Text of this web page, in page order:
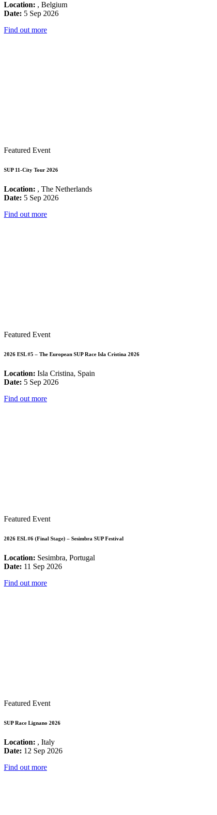
Location: , Belgium
Date: 5 Sep 2026
Find out more
Featured Event
SUP 11-City Tour 2026
Location: , The Netherlands
Date: 5 Sep 2026
Find out more
Featured Event
2026 ESL #5 – The European SUP Race Isla Cristina 2026
Location: Isla Cristina, Spain
Date: 5 Sep 2026
Find out more
Featured Event
2026 ESL #6 (Final Stage) – Sesimbra SUP Festival
Location: Sesimbra, Portugal
Date: 11 Sep 2026
Find out more
Featured Event
SUP Race Lignano 2026
Location: , Italy
Date: 12 Sep 2026
Find out more